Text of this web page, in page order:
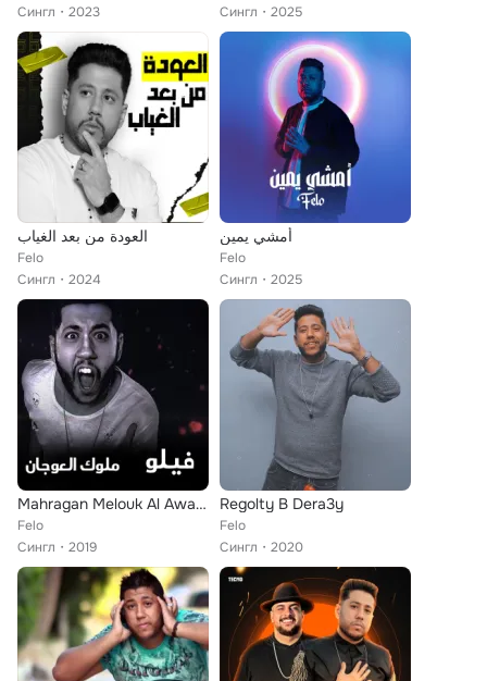
Сингл
2023
Сингл
2025
العودة من بعد الغياب
Felo
Сингл
2024
أمشي يمين
Felo
Сингл
2025
Mahragan Melouk Al Awagan
Felo
Сингл
2019
Regolty B Dera3y
Felo
Сингл
2020